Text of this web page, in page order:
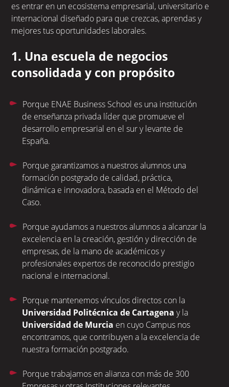
es entrar en un ecosistema empresarial, universitario e
internacional diseñado para que crezcas, aprendas y
mejores tus oportunidades laborales.
1. Una escuela de negocios
consolidada y con propósito
Porque ENAE Business School es una institución
de enseñanza privada líder que promueve el
desarrollo empresarial en el sur y levante de
España.
Porque garantizamos a nuestros alumnos una
formación postgrado de calidad, práctica,
dinámica e innovadora, basada en el Método del
Caso.
Porque ayudamos a nuestros alumnos a alcanzar la
excelencia en la creación, gestión y dirección de
empresas, de la mano de académicos y
profesionales expertos de reconocido prestigio
nacional e internacional.
Porque mantenemos vínculos directos con la
Universidad Politécnica de Cartagena y la
Universidad de Murcia en cuyo Campus nos
encontramos, que contribuyen a la excelencia de
nuestra formación postgrado.
Porque trabajamos en alianza con más de 300